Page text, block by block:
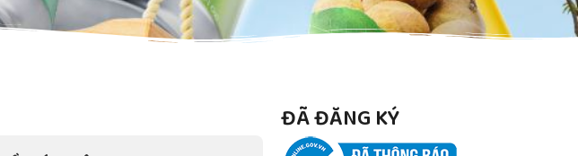
ĐÃ ĐĂNG KÝ